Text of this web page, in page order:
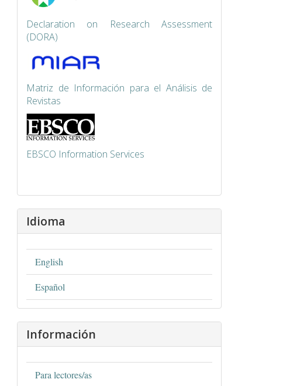
Declaration on Research Assessment
(DORA)
Matriz de Información para el Análisis de
Revistas
EBSCO Information Services
Idioma
English
Español
Información
Para lectores/as